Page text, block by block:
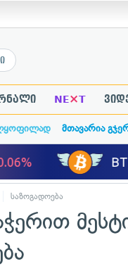
NE×T
მთავარია
საზოგადოება